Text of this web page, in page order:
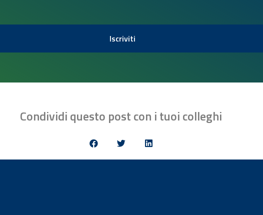
Iscriviti
Condividi questo post con i tuoi colleghi